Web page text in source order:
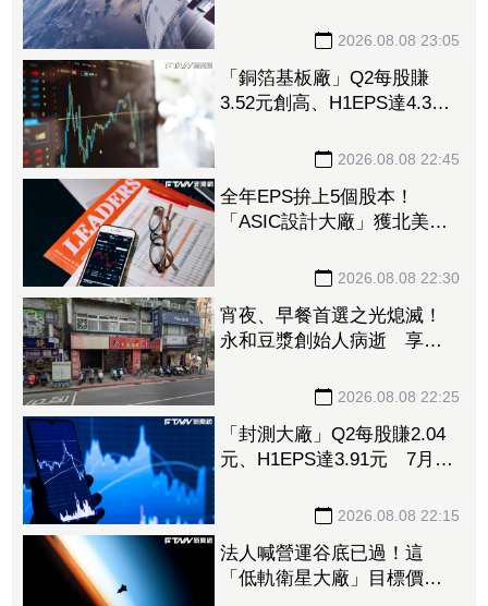
2026.08.08 23:05
「銅箔基板廠」Q2每股賺
3.52元創高、H1EPS達4.39
2026.08.08 22:45
全年EPS拚上5個股本！
「ASIC設計大廠」獲北美
2026.08.08 22:30
宵夜、早餐首選之光熄滅！
永和豆漿創始人病逝 享壽
2026.08.08 22:25
「封測大廠」Q2每股賺2.04
元、H1EPS達3.91元 7月營
2026.08.08 22:15
法人喊營運谷底已過！這
「低軌衛星大廠」目標價衝